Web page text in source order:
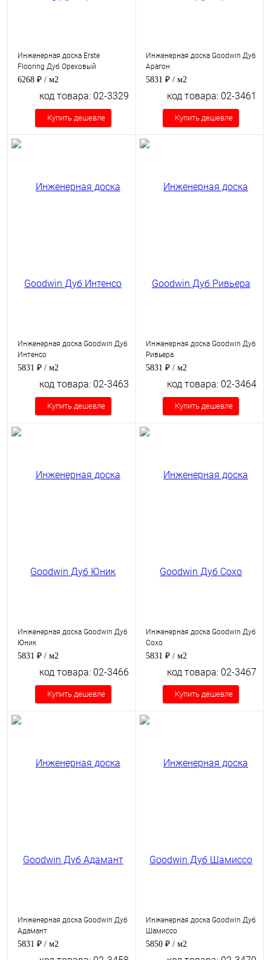
Инженерная доска Erste
Flooring Дуб Ореховый
6268 ₽ / м2
код товара: 02-3329
Купить дешевле
Инженерная доска Goodwin Дуб
Арагон
5831 ₽ / м2
код товара: 02-3461
Купить дешевле
Инженерная доска Goodwin Дуб
Интенсо
5831 ₽ / м2
код товара: 02-3463
Купить дешевле
Инженерная доска Goodwin Дуб
Ривьера
5831 ₽ / м2
код товара: 02-3464
Купить дешевле
Инженерная доска Goodwin Дуб
Юник
5831 ₽ / м2
код товара: 02-3466
Купить дешевле
Инженерная доска Goodwin Дуб
Сохо
5831 ₽ / м2
код товара: 02-3467
Купить дешевле
Инженерная доска Goodwin Дуб
Адамант
5831 ₽ / м2
Инженерная доска Goodwin Дуб
Шамиссо
5850 ₽ / м2